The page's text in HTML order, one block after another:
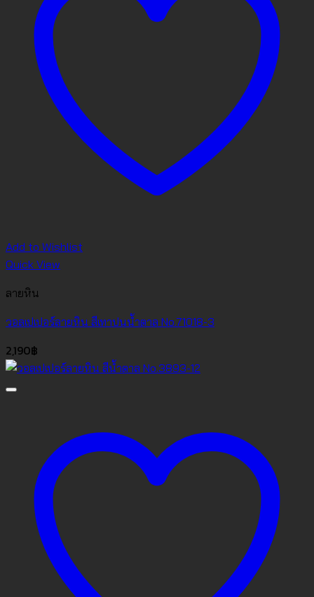
Add to Wishlist
Quick View
ลายหิน
วอลเปเปอร์ลายหิน สีเทาปนน้ำตาล No.71018-3
2,190฿